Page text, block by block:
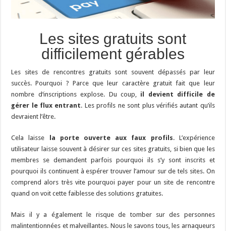
Les sites gratuits sont
difficilement gérables
Les sites de rencontres gratuits sont souvent dépassés par leur
succès. Pourquoi ? Parce que leur caractère gratuit fait que leur
nombre d‘inscriptions explose. Du coup, il devient difficile de
gérer le flux entrant. Les profils ne sont plus vérifiés autant qu’ils
devraient l’être.
Cela laisse la porte ouverte aux faux profils. L’expérience
utilisateur laisse souvent à désirer sur ces sites gratuits, si bien que les
membres se demandent parfois pourquoi ils s’y sont inscrits et
pourquoi ils continuent à espérer trouver l’amour sur de tels sites. On
comprend alors très vite pourquoi payer pour un site de rencontre
quand on voit cette faiblesse des solutions gratuites.
Mais il y a également le risque de tomber sur des personnes
malintentionnées et malveillantes. Nous le savons tous, les arnaqueurs